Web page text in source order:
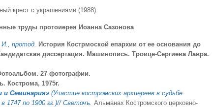
крест с украшениями (1988).
труды протоиерея Иоанна Сазонова
И., протод. История Кострмоской епархии от ее основания до
диссертация. Машинопись. Троице-Сергиева Лавра.
27 фотографии.
Кострома, 1975г.
и Семинария» (Участие костромских архиереев в судьбе
1747 по 1900 гг.)// Светочъ. Альманах Костромского церковно-